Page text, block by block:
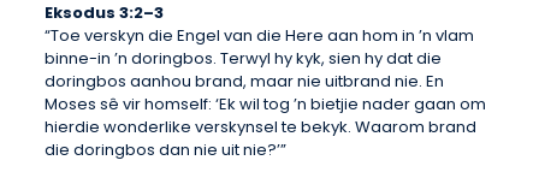
Eksodus 3:2–3
“Toe verskyn die Engel van die Here aan hom in ’n vlam
binne-in ’n doringbos. Terwyl hy kyk, sien hy dat die
doringbos aanhou brand, maar nie uitbrand nie. En
Moses sê vir homself: ‘Ek wil tog ’n bietjie nader gaan om
hierdie wonderlike verskynsel te bekyk. Waarom brand
die doringbos dan nie uit nie?’”